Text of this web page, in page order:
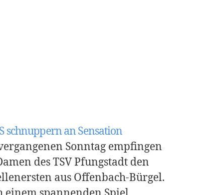
schnuppern an Sensation
Sonntag empfingen
des TSV Pfungstadt den
aus Offenbach-Bürgel.